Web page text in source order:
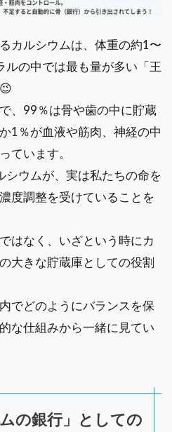
カルシウムは、体重の約1〜
ルの中では最も量が多い「王
、99％は骨や歯の中に貯蔵
1％が血液や筋肉、神経の中
ています。
シウムが、実は私たちの命を
度調整を受けていることを
はなく、いざという時にカ
大きな貯蔵庫としての役割
でどのようにバランスを保
な仕組みから一緒に見てい
の銀行」としての